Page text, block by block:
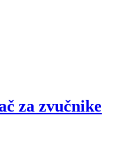
za zvučnike